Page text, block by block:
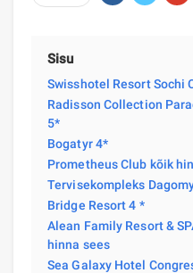
Sisu
Swisshotel Resort Sochi
Radisson Collection
5*
Bogatyr 4*
Prometheus Club kõik
Tervisekompleks
Bridge Resort 4 *
Alean Family Resort &
hinna sees
Sea Galaxy Hotel